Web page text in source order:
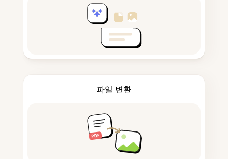
파일 변환